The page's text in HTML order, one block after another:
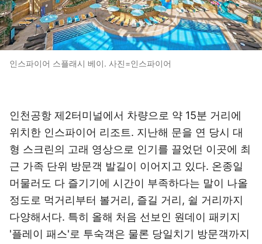
인스파이어 스플래시 베이. 사진=인스파이어
인천공항 제2터미널에서 차량으로 약 15분 거리에
위치한 인스파이어 리조트. 지난해 문을 연 당시 대
형 스크린의 고래 영상으로 인기를 끌었던 이곳에 최
근 가족 단위 방문객 발길이 이어지고 있다. 온종일
머물러도 다 즐기기에 시간이 부족하다는 말이 나올
정도로 먹거리부터 볼거리, 즐길 거리, 쉴 거리까지
다양해서다. 특히 올해 처음 선보인 원데이 패키지
'플레이 패스'로 투숙객은 물론 당일치기 방문객까지